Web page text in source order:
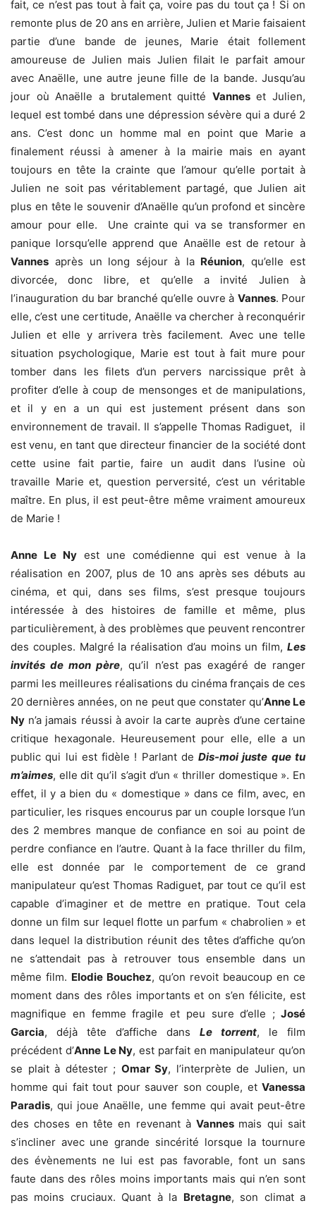
fait, ce n’est pas tout à fait ça, voire pas du tout ça ! Si on
remonte plus de 20 ans en arrière, Julien et Marie faisaient
partie d’une bande de jeunes, Marie était follement
amoureuse de Julien mais Julien filait le parfait amour
avec Anaëlle, une autre jeune fille de la bande. Jusqu’au
jour où Anaëlle a brutalement quitté Vanneset Julien,
lequel est tombé dans une dépression sévère qui a duré 2
ans. C’est donc un homme mal en point que Marie a
finalement réussi à amener à la mairie mais en ayant
toujours en tête la crainte que l’amour qu’elle portait à
Julien ne soit pas véritablement partagé, que Julien ait
plus en tête le souvenir d’Anaëlle qu’un profond et sincère
amour pour elle. Une crainte qui va se transformer en
panique lorsqu’elle apprend que Anaëlle est de retour à
Vannes après un long séjour à la Réunion, qu’elle est
divorcée, donc libre, et qu’elle a invité Julien à
l’inauguration du bar branché qu’elle ouvre à Vannes. Pour
elle, c’est une certitude, Anaëlle va chercher à reconquérir
Julien et elle y arrivera très facilement. Avec une telle
situation psychologique, Marie est tout à fait mure pour
tomber dans les filets d’un pervers narcissique prêt à
profiter d’elle à coup de mensonges et de manipulations,
et il y en a un qui est justement présent dans son
environnement de travail. Il s’appelle Thomas Radiguet, il
est venu, en tant que directeur financier de la société dont
cette usine fait partie, faire un audit dans l’usine où
travaille Marie et, question perversité, c’est un véritable
maître. En plus, il est peut-être même vraiment amoureux
de Marie !
Anne Le Nyest une comédienne qui est venue à la
réalisation en 2007, plus de 10 ans après ses débuts au
cinéma, et qui, dans ses films, s’est presque toujours
intéressée à des histoires de famille et même, plus
particulièrement, à des problèmes que peuvent rencontrer
des couples. Malgré la réalisation d’au moins un film, Les
invités de mon père, qu’il n’est pas exagéré de ranger
parmi les meilleures réalisations du cinéma français de ces
20 dernières années, on ne peut que constater qu’Anne Le
Ny n’a jamais réussi à avoir la carte auprès d’une certaine
critique hexagonale. Heureusement pour elle, elle a un
public qui lui est fidèle ! Parlant deDis-moi juste que tu
m’aimes, elle dit qu’il s’agit d’un « thriller domestique ». En
effet, il y a bien du « domestique » dans ce film, avec, en
particulier, les risques encourus par un couple lorsque l’un
des 2 membres manque de confiance en soi au point de
perdre confiance en l’autre. Quant à la face thriller du film,
elle est donnée par le comportement de ce grand
manipulateur qu’est Thomas Radiguet, par tout ce qu’il est
capable d’imaginer et de mettre en pratique. Tout cela
donne un film sur lequel flotte un parfum « chabrolien » et
dans lequel la distribution réunit des têtes d’affiche qu’on
ne s’attendait pas à retrouver tous ensemble dans un
même film. Elodie Bouchez, qu’on revoit beaucoup en ce
moment dans des rôles importants et on s’en félicite, est
magnifique en femme fragile et peu sure d’elle ; José
Garcia, déjà tête d’affiche dans Le torrent, le film
précédent d’Anne Le Ny, est parfait en manipulateur qu’on
se plait à détester ; Omar Sy, l’interprète de Julien, un
homme qui fait tout pour sauver son couple, et Vanessa
Paradis, qui joue Anaëlle, une femme qui avait peut-être
des choses en tête en revenant àVannes mais qui sait
s’incliner avec une grande sincérité lorsque la tournure
des évènements ne lui est pas favorable, font un sans
faute dans des rôles moins importants mais qui n’en sont
pas moins cruciaux. Quant à la Bretagne, son climat a